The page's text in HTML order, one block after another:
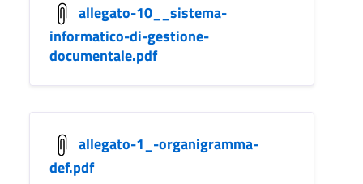
allegato-10__sistema-
informatico-di-gestione-
documentale.pdf
allegato-1_-organigramma-
def.pdf